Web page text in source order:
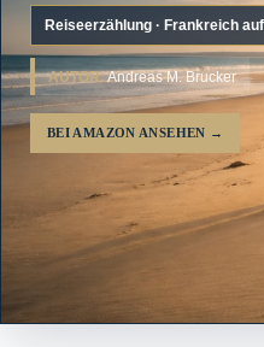
Reiseerzählung · Frankreich
AUTOR:Andreas M. Brucker
BEI AMAZON ANSEHEN →